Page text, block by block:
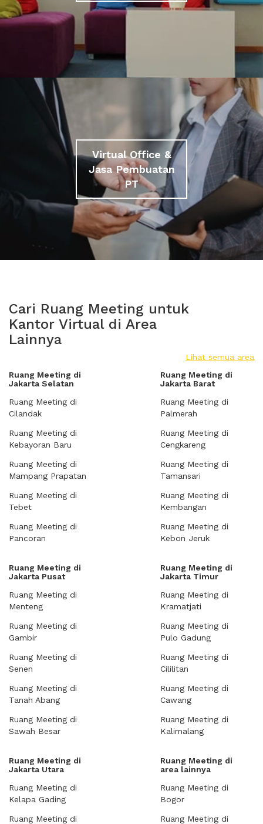
Virtual Office &
Jasa Pembuatan
PT
Cari Ruang Meeting untuk
Kantor Virtual di Area
Lainnya
Lihat semua area
Ruang Meeting di
Jakarta Selatan
Ruang Meeting di
Cilandak
Ruang Meeting di
Kebayoran Baru
Ruang Meeting di
Mampang Prapatan
Ruang Meeting di
Tebet
Ruang Meeting di
Pancoran
Ruang Meeting di
Jakarta Barat
Ruang Meeting di
Palmerah
Ruang Meeting di
Cengkareng
Ruang Meeting di
Tamansari
Ruang Meeting di
Kembangan
Ruang Meeting di
Kebon Jeruk
Ruang Meeting di
Jakarta Pusat
Ruang Meeting di
Menteng
Ruang Meeting di
Gambir
Ruang Meeting di
Senen
Ruang Meeting di
Tanah Abang
Ruang Meeting di
Sawah Besar
Ruang Meeting di
Jakarta Timur
Ruang Meeting di
Kramatjati
Ruang Meeting di
Pulo Gadung
Ruang Meeting di
Cililitan
Ruang Meeting di
Cawang
Ruang Meeting di
Kalimalang
Ruang Meeting di
Jakarta Utara
Ruang Meeting di
Kelapa Gading
Ruang Meeting di
Ruang Meeting di
area lainnya
Ruang Meeting di
Bogor
Ruang Meeting di